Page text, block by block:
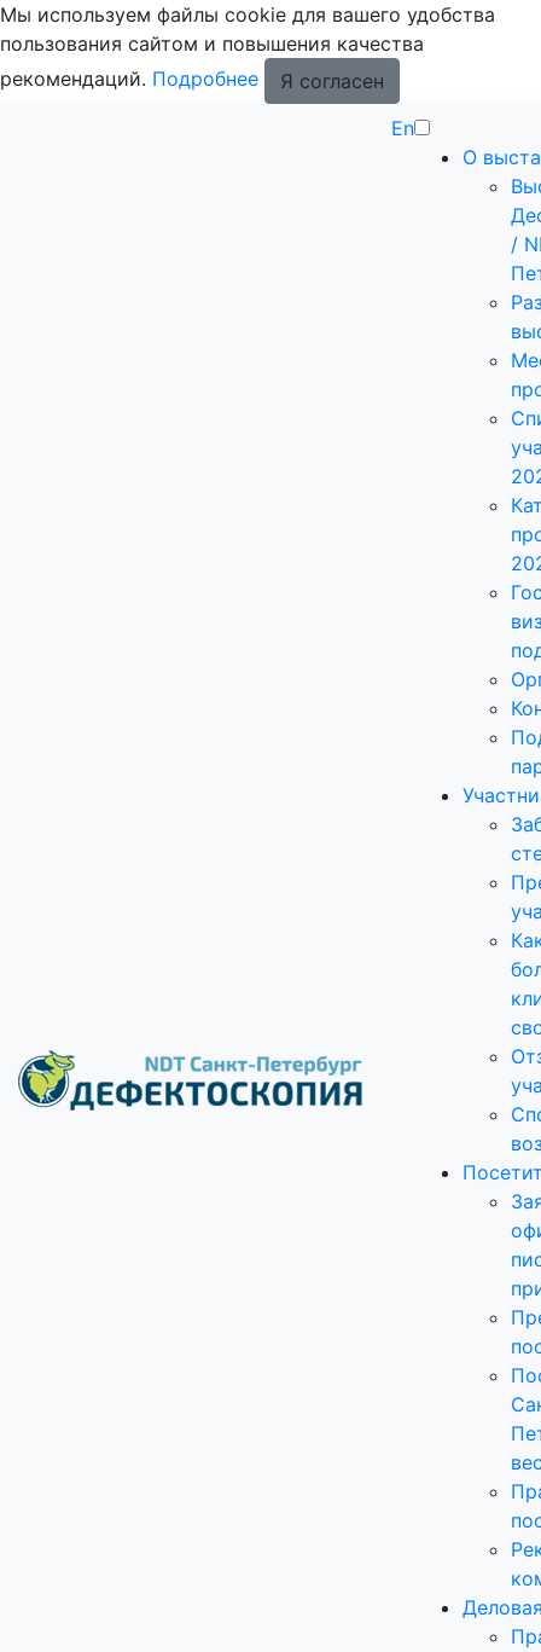
Мы используем файлы cookie для вашего удобства
пользования сайтом и повышения качества
рекомендаций. Подробнее
Я согласен
En
О
/